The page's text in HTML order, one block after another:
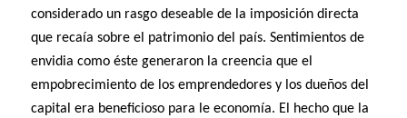
considerado un rasgo deseable de la imposición directa
que recaía sobre el patrimonio del país. Sentimientos de
envidia como éste generaron la creencia que el
empobrecimiento de los emprendedores y los dueños del
capital era beneficioso para le economía. El hecho que la